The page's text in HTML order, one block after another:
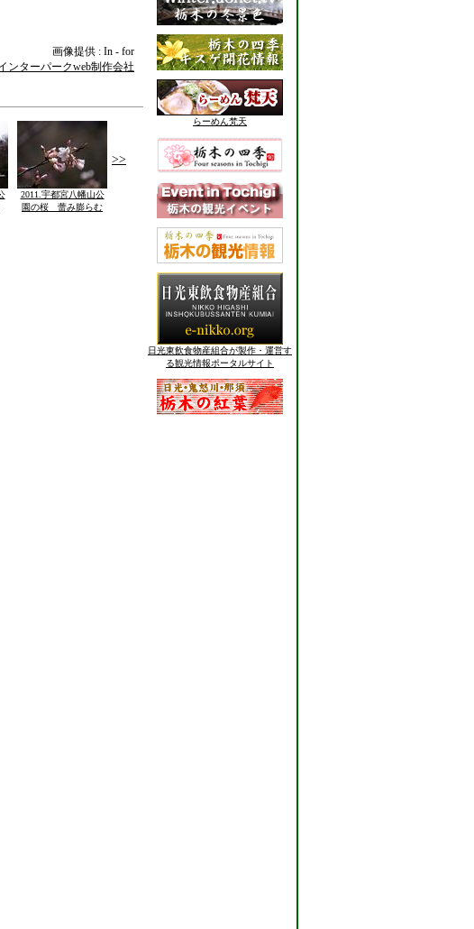
画像提供 : In - for
ンターパークweb制作会社
2011.宇都宮八幡山公
園の桜 蕾み膨らむ
>>
らーめん梵天
日光東飲食物産組合が製作・運営す
る観光情報ポータルサイト